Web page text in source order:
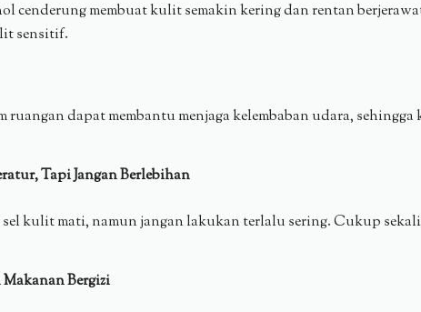
cenderung membuat kulit semakin kering dan rentan
sensitif.
dapat membantu menjaga kelembaban udara,
Tapi Jangan Berlebihan
kulit mati, namun jangan lakukan terlalu sering. Cukup
Bergizi